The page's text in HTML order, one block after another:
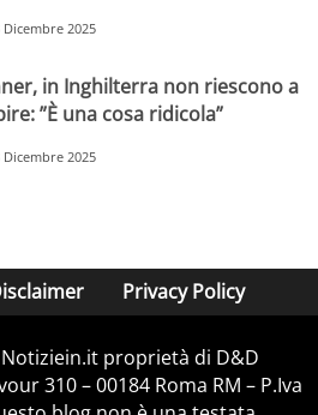
Dicembre 2025
in Inghilterra non riescono a
”È una cosa ridicola”
Dicembre 2025
Privacy Policy
proprietà di D&D
310 – 00184 Roma RM – P.Iva